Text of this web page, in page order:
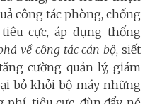
công tác phòng, chống
cực, áp dụng thống
về công tác cán bộ, siết
cường quản lý, giám
bỏ khỏi bộ máy những